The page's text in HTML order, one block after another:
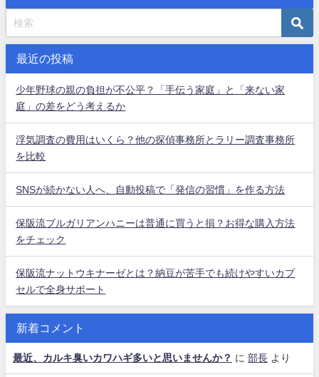
最近の投稿
少年野球の親の負担が不公平？「手伝う家庭」と「来ない家
庭」の差をどう考えるか
浮気調査の費用はいくら？他の探偵事務所とラリー調査事務所
を比較
SNSが続かない人へ、自動投稿で「発信の習慣」を作る方法
保阪流ブルガリアンハニーは普通に買うと損？お得な購入方法
をチェック
保阪流ナットウキナーゼとは？納豆が苦手でも続けやすいカプ
セルで全身サポート
新着コメント
最近、カルキ臭いカワハギ多いと思いませんか？ に 部長 より